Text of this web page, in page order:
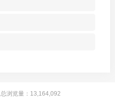
总浏览量：13,164,092